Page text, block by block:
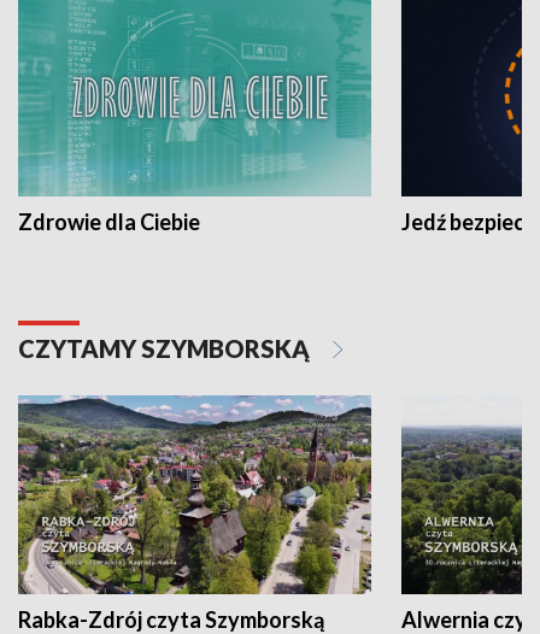
Zdrowie dla Ciebie Jedź
CZYTAMY SZYMBORSKĄ
Rabka-Zdrój czyta Szymborską Alwernia